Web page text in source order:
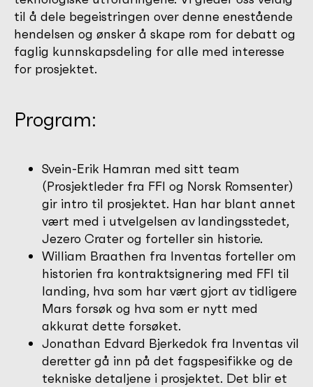
til å dele begeistringen over denne enestående
hendelsen og ønsker å skape rom for debatt og
faglig kunnskapsdeling for alle med interesse
for prosjektet.
Program:
Svein-Erik Hamran med sitt team
(Prosjektleder fra FFI og Norsk Romsenter)
gir intro til prosjektet. Han har blant annet
vært med i utvelgelsen av landingsstedet,
Jezero Crater og forteller sin historie.
William Braathen fra Inventas forteller om
historien fra kontraktsignering med FFI til
landing, hva som har vært gjort av tidligere
Mars forsøk og hva som er nytt med
akkurat dette forsøket.
Jonathan Edvard Bjerkedok fra Inventas vil
deretter gå inn på det fagspesifikke og de
tekniske detaljene i prosjektet. Det blir et